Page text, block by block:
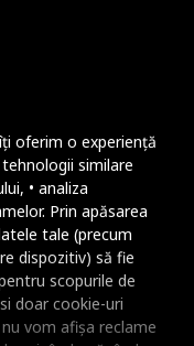
oferim o experiență
similare
• analiza
Prin apăsarea
tale (precum
dispozitiv) să fie
scopurile de
doar cookie-uri
vom afișa reclame
Micsoreaza
Mareste spatierea
Micsoreaza
Mareste inaltimea
Micsoreaza